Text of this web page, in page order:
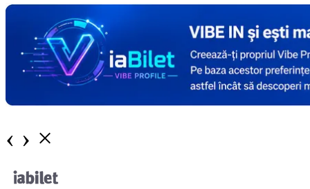
‹ › ×